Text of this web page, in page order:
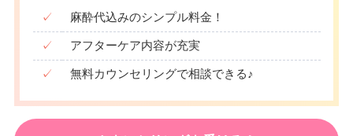
✓ 麻酔代込みのシンプル料金！
✓ アフターケア内容が充実
✓ 無料カウンセリングで相談できる♪